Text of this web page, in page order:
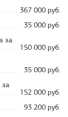
367 000 руб.
35 000 руб.
за
150 000 руб.
35 000 руб.
за
152 000 руб.
93 200 руб.